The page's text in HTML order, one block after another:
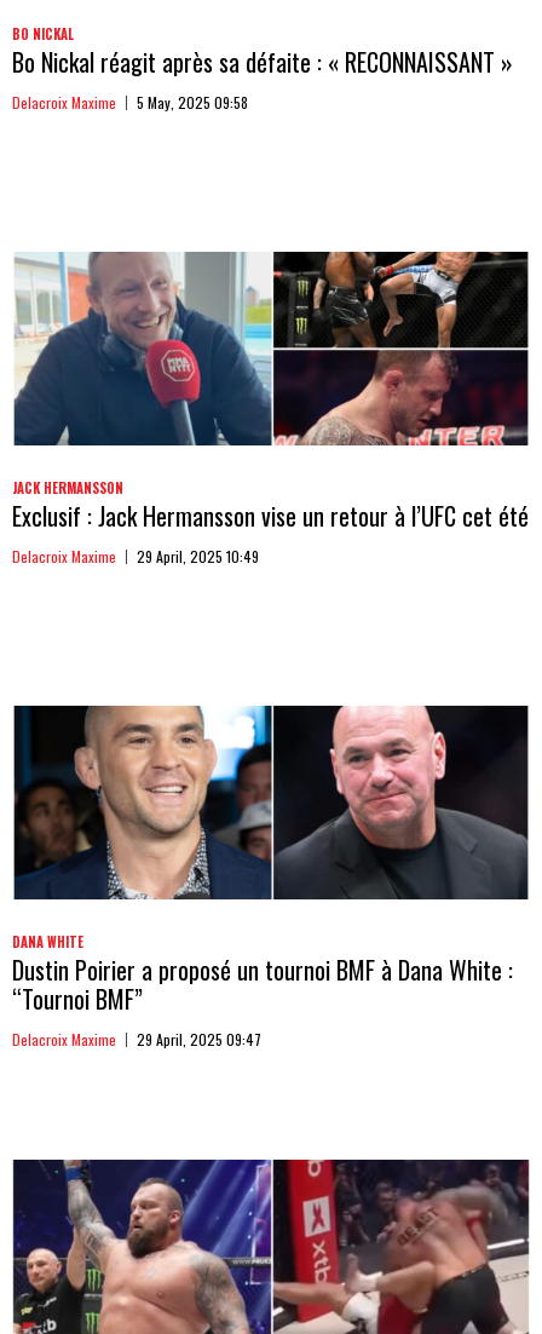
BO NICKAL
Bo Nickal réagit après sa défaite : « RECONNAISSANT »
Delacroix Maxime 5 May, 2025 09:58
JACK HERMANSSON
Exclusif : Jack Hermansson vise un retour à l’UFC cet été
Delacroix Maxime 29 April, 2025 10:49
DANA WHITE
Dustin Poirier a proposé un tournoi BMF à Dana White :
“Tournoi BMF”
Delacroix Maxime 29 April, 2025 09:47